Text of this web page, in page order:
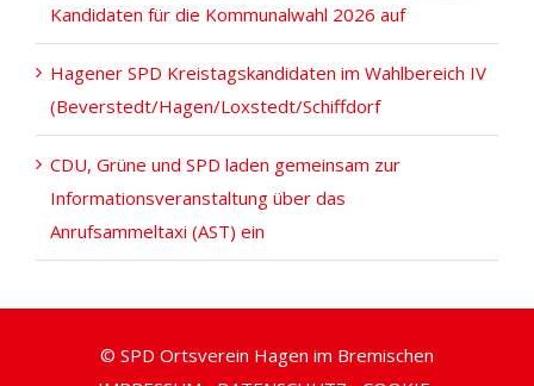
Kandidaten für die Kommunalwahl 2026 auf
Hagener SPD Kreistagskandidaten im Wahlbereich IV
(Beverstedt/Hagen/Loxstedt/Schiffdorf
CDU, Grüne und SPD laden gemeinsam zur
Informationsveranstaltung über das
Anrufsammeltaxi (AST) ein
© SPD Ortsverein Hagen im Bremischen